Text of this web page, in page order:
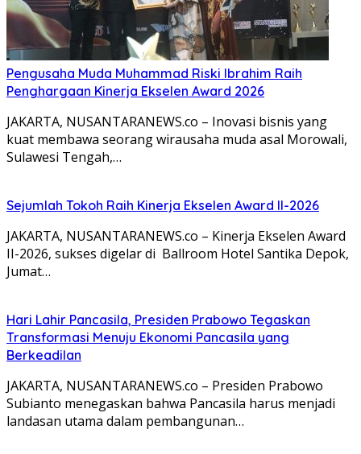
Pengusaha Muda Muhammad Riski Ibrahim Raih
Penghargaan Kinerja Ekselen Award 2026
JAKARTA, NUSANTARANEWS.co – Inovasi bisnis yang
kuat membawa seorang wirausaha muda asal Morowali,
Sulawesi Tengah,…
Sejumlah Tokoh Raih Kinerja Ekselen Award II-2026
JAKARTA, NUSANTARANEWS.co – Kinerja Ekselen Award
II-2026, sukses digelar di Ballroom Hotel Santika Depok,
Jumat…
Hari Lahir Pancasila, Presiden Prabowo Tegaskan
Transformasi Menuju Ekonomi Pancasila yang
Berkeadilan
JAKARTA, NUSANTARANEWS.co – Presiden Prabowo
Subianto menegaskan bahwa Pancasila harus menjadi
landasan utama dalam pembangunan…